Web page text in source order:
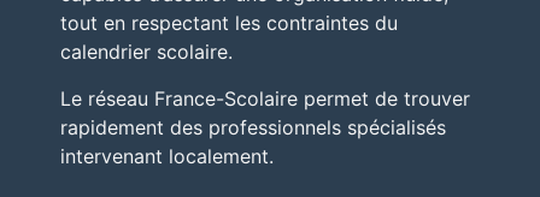
tout en respectant les contraintes du
calendrier scolaire.
Le réseau France-Scolaire permet de trouver
rapidement des professionnels spécialisés
intervenant localement.